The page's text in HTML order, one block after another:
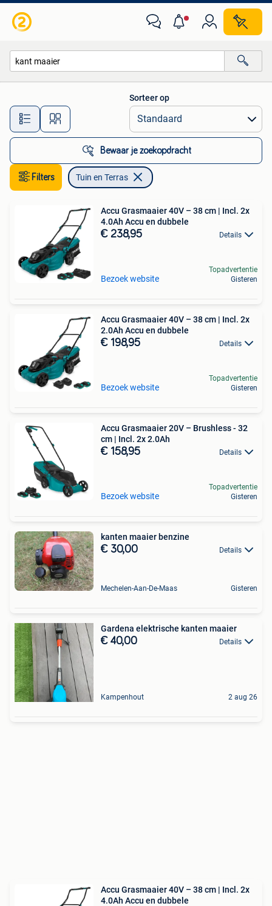
Alle afstanden…
Sorteer op
Bewaar je zoekopdracht
Filters Tuin en Terras
Accu Grasmaaier 40V – 38 cm | Incl. 2x
4.0Ah Accu en dubbele
€ 238,95 Details
Bezoek website
Topadvertentie
Gisteren
Accu Grasmaaier 40V – 38 cm | Incl. 2x
2.0Ah Accu en dubbele
€ 198,95 Details
Bezoek website
Topadvertentie
Gisteren
Accu Grasmaaier 20V – Brushless - 32
cm | Incl. 2x 2.0Ah
€ 158,95 Details
Bezoek website
Topadvertentie
Gisteren
kanten maaier benzine
€ 30,00 Details
Mechelen-Aan-De-Maas Gisteren
Gardena elektrische kanten maaier
€ 40,00 Details
Kampenhout 2 aug 26
Accu Grasmaaier 40V – 38 cm | Incl. 2x
4.0Ah Accu en dubbele